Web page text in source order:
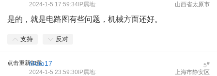
2024-1-5 17:59:34IP属地: 山西省太原市
是的，就是电路图有些问题，机械方面还好。
支持 反对
点击重新加载 5#
Moto17
2024-1-5 23:59:30IP属地: 上海市静安区